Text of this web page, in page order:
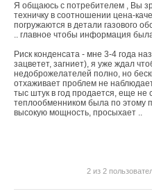
Я общаюсь с потребителем , Вы
техничку в соотношении цена-
погружаются в детали газового
.. главное чтобы информация
Риск конденсата - мне 3-4 года
зацветет, загниет), я уже ждал
недоброжелателей полно, но
отхаживает проблем не
тыс штук в год продается, еще
теплообменником была по этому
высокую мощность, просыхает ..
2 из 2